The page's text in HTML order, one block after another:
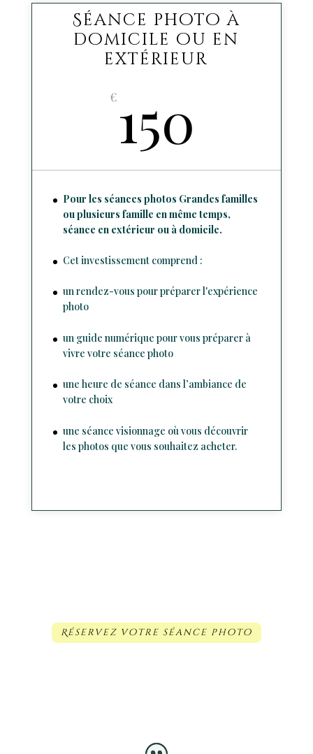
Séance photo à
domicile ou en
extérieur
€ 150
Pour les séances photos Grandes familles
ou plusieurs famille en même temps,
séance en extérieur ou à domicile.
Cet investissement comprend :
un rendez-vous pour préparer l'expérience
photo
un guide numérique pour vous préparer à
vivre votre séance photo
une heure de séance dans l’ambiance de
votre choix
une séance visionnage où vous découvrir
les photos que vous souhaitez acheter.
Réservez votre séance photo